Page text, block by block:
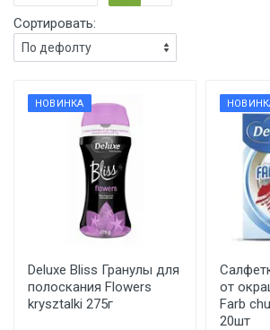
Сортировать:
НОВИНКА
Deluxe Bliss Гранулы для
полоскания Flowers
krysztalki 275г
от
Farb
20шт